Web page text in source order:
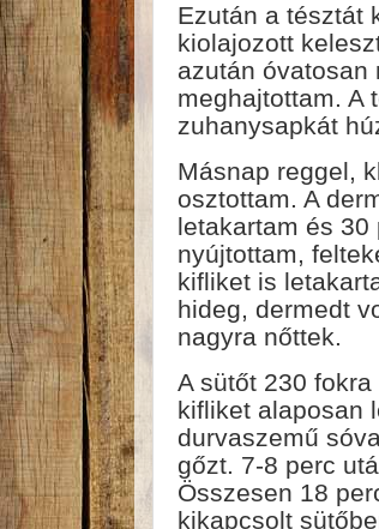
Ezután a tésztát
kiolajozott
azután óvatosan
meghajtottam. A
zuhanysapkát
Másnap reggel,
osztottam. A
letakartam és
nyújtottam,
kifliket is
hideg, dermedt
nagyra nőttek.
A sütőt 230
kifliket alaposan
durvaszemű
gőzt. 7-8 perc
Összesen 18
kikapcsolt